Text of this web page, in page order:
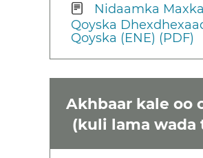
Nidaamka
Qoyska
Qoyska (ENE) (PDF)
Akhbaar kale oo
(kuli lama wada